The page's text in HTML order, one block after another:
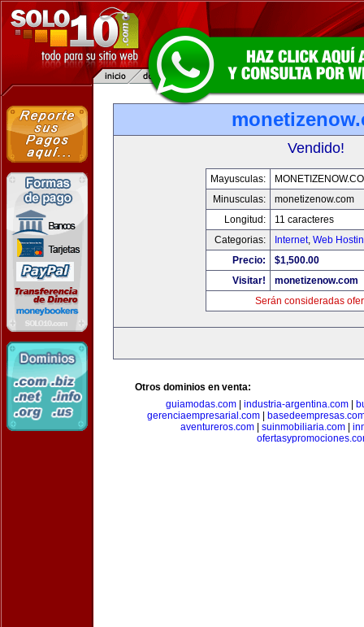
Vendido!
Mayusculas:
Minusculas:
monetizenow.com
Longitud:
11 caracteres
Categorias:
Internet, Web
Precio:
$1,500.00
Visitar!
monetizenow.com
Serán consideradas
Otros dominios en venta:
guiamodas.com| industria-argentina.com|
gerenciaempresarial.com|
aventureros.com| suinmobiliaria.com|